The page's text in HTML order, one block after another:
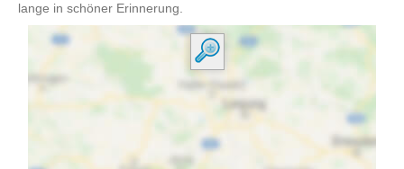
lange in schöner Erinnerung.